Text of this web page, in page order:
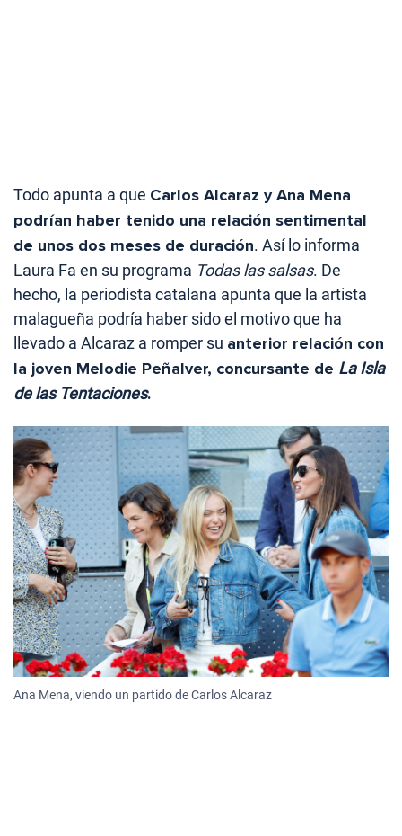
Todo apunta a que Carlos Alcaraz y Ana Mena
podrían haber tenido una relación sentimental
de unos dos meses de duración. Así lo informa
Laura Fa en su programa Todas las salsas. De
hecho, la periodista catalana apunta que la artista
malagueña podría haber sido el motivo que ha
llevado a Alcaraz a romper su anterior relación con
la joven Melodie Peñalver, concursante de La Isla
de las Tentaciones.
Ana Mena, viendo un partido de Carlos Alcaraz